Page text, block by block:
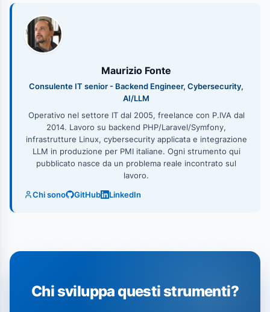
Maurizio Fonte
Consulente IT senior - Backend Engineer, Cybersecurity,
AI/LLM
Operativo nel settore IT dal 2005, freelance con P.IVA dal
2014. Lavoro su backend PHP/Laravel/Symfony,
infrastrutture Linux, cybersecurity applicata e integrazione
LLM in produzione per PMI italiane. Ogni strumento qui
pubblicato nasce da un problema reale incontrato sul
lavoro.
Chi sono
GitHub LinkedIn
Chi sviluppa questi strumenti?